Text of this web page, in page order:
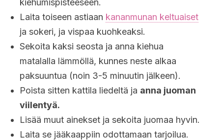
kiehumispisteeseen.
Laita toiseen astiaan kananmunan keltuaiset
ja sokeri, ja vispaa kuohkeaksi.
Sekoita kaksi seosta ja anna kiehua
matalalla lämmöllä, kunnes neste alkaa
paksuuntua (noin 3-5 minuutin jälkeen).
Poista sitten kattila liedeltä ja anna juoman
viilentyä.
Lisää muut ainekset ja sekoita juomaa hyvin.
Laita se jääkaappiin odottamaan tarjoilua.